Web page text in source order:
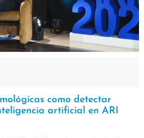
como detectar
artificial en ARI